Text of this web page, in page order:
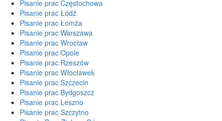
Pisanie prac Częstochowa
Pisanie prac Łódź
Pisanie prac Łomża
Pisanie prac Warszawa
Pisanie prac Wrocław
Pisanie prac Opole
Pisanie prac Rzeszów
Pisanie prac Włocławek
Pisanie prac Szczecin
Pisanie prac Bydgoszcz
Pisanie prac Leszno
Pisanie prac Szczytno